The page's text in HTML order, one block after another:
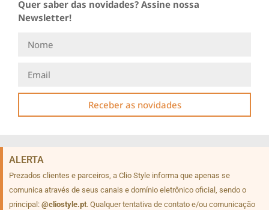
Quer saber das novidades? Assine nossa
Newsletter!
Receber as novidades
ALERTA
Prezados clientes e parceiros, a Clio Style informa que apenas se
comunica através de seus canais e domínio eletrônico oficial, sendo o
principal: @cliostyle.pt. Qualquer tentativa de contato e/ou comunicação